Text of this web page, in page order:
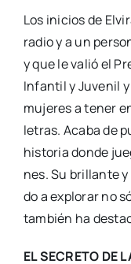
Los ini­cios de
radio y a un
y que le valió el
Infan­til y Juve­nil
muje­res a tener
letras. Aca­ba de
his­to­ria don­de
nes. Su bri­llan­te
do a explo­rar no
tam­bién ha
EL SECRETO DE